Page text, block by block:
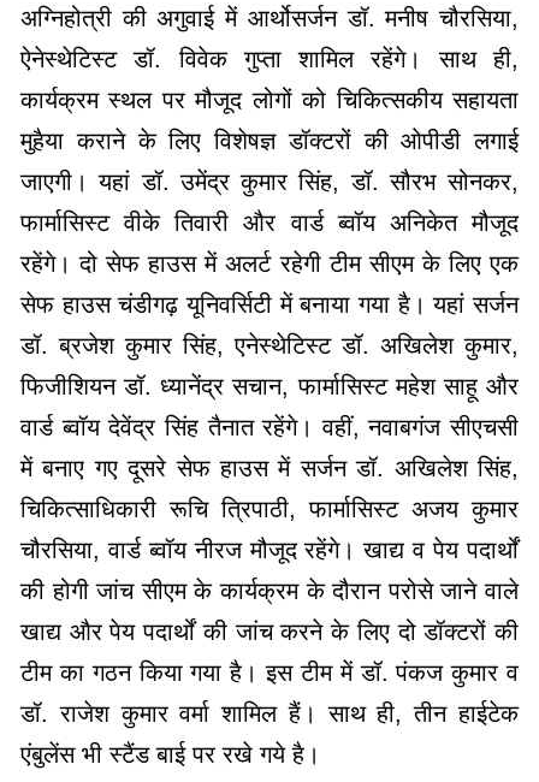
अग्निहोत्री की अगुवाई में आर्थोसर्जन डॉ. मनीष चौरसिया,
ऐनेस्थेटिस्ट डॉ. विवेक गुप्ता शामिल रहेंगे। साथ ही,
कार्यक्रम स्थल पर मौजूद लोगों को चिकित्सकीय सहायता
मुहैया कराने के लिए विशेषज्ञ डॉक्टरों की ओपीडी लगाई
जाएगी। यहां डॉ. उमेंद्र कुमार सिंह, डॉ. सौरभ सोनकर,
फार्मासिस्ट वीके तिवारी और वार्ड ब्वॉय अनिकेत मौजूद
रहेंगे। दो सेफ हाउस में अलर्ट रहेगी टीम सीएम के लिए एक
सेफ हाउस चंडीगढ़ यूनिवर्सिटी में बनाया गया है। यहां सर्जन
डॉ. ब्रजेश कुमार सिंह, एनेस्थेटिस्ट डॉ. अखिलेश कुमार,
फिजीशियन डॉ. ध्यानेंद्र सचान, फार्मासिस्ट महेश साहू और
वार्ड ब्वॉय देवेंद्र सिंह तैनात रहेंगे। वहीं, नवाबगंज सीएचसी
में बनाए गए दूसरे सेफ हाउस में सर्जन डॉ. अखिलेश सिंह,
चिकित्साधिकारी रूचि त्रिपाठी, फार्मासिस्ट अजय कुमार
चौरसिया, वार्ड ब्वॉय नीरज मौजूद रहेंगे। खाद्य व पेय पदार्थों
की होगी जांच सीएम के कार्यक्रम के दौरान परोसे जाने वाले
खाद्य और पेय पदार्थों की जांच करने के लिए दो डॉक्टरों की
टीम का गठन किया गया है। इस टीम में डॉ. पंकज कुमार व
डॉ. राजेश कुमार वर्मा शामिल हैं। साथ ही, तीन हाईटेक
एंबुलेंस भी स्टैंड बाई पर रखे गये है।